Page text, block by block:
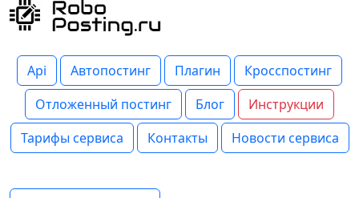
Api Автопостинг Плагин
Кросспостинг
Отложенный постинг
Блог
Инструкции
Тарифы сервиса
Контакты Новости сервиса